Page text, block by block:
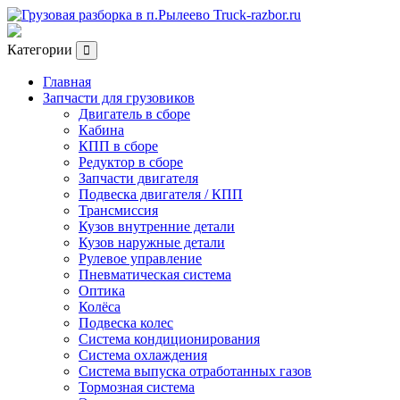
Категории
Главная
Запчасти для грузовиков
Двигатель в сборе
Кабина
КПП в сборе
Редуктор в сборе
Запчасти двигателя
Подвеска двигателя / КПП
Трансмиссия
Кузов внутренние детали
Кузов наружные детали
Рулевое управление
Пневматическая система
Оптика
Колёса
Подвеска колес
Система кондиционирования
Система охлаждения
Система выпуска отработанных газов
Тормозная система